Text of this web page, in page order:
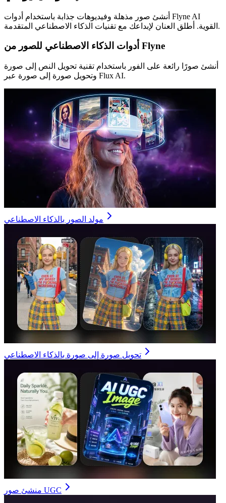
أنشئ صور مذهلة وفيديوهات جذابة باستخدام أدوات Flyne AI
القوية. أطلق العنان لإبداعك مع تقنيات الذكاء الاصطناعي المتقدمة.
أدوات الذكاء الاصطناعي للصور من Flyne
أنشئ صورًا رائعة على الفور باستخدام تقنية تحويل النص إلى صورة
وتحويل صورة إلى صورة عبر Flux AI.
مولد الصور بالذكاء الاصطناعي
تحويل صورة إلى صورة بالذكاء الاصطناعي
منشئ صور UGC